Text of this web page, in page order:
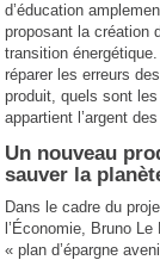
d’éducation
proposant la création
transition
réparer les erreurs
produit, quels sont
appartient l’argent
Un nouveau
sauver la
Dans le cadre du
l’Économie, Bruno
« plan d’épargne